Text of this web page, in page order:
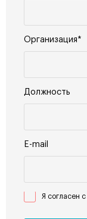
Организация*
Должность
E-mail
Я согласен с